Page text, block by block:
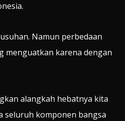
Namun perbedaan
menguatkan karena dengan
alangkah hebatnya kita
seluruh komponen bangsa